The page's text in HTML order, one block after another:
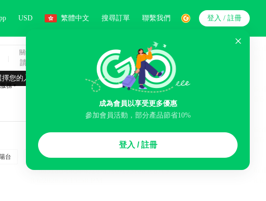
USD 繁體中文 搜尋訂單 聯繫我們
成為會員以享受更多優惠
參加會員活動，部分產品節省10%
登入 / 註冊
登入 / 註冊
您的入住人數
關鍵字
搜索
服務
陽台 行李寄存服務 免費取消 民宿 泊車場